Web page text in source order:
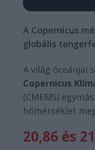
A Copernicus
globális
A világ óceánjai
Copernicus
(CMEMS)
hőmérséklet
20,86 és